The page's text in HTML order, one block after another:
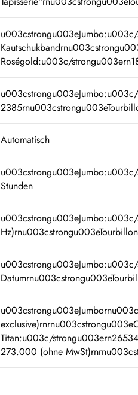
Roségold:u003c/
Automatisch
Stunden
Titan:u003c/
273.000 (ohne